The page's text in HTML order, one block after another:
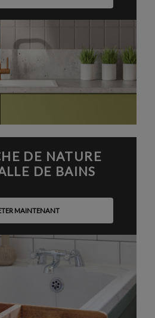
DE NATURE
DE BAINS
MAINTENANT